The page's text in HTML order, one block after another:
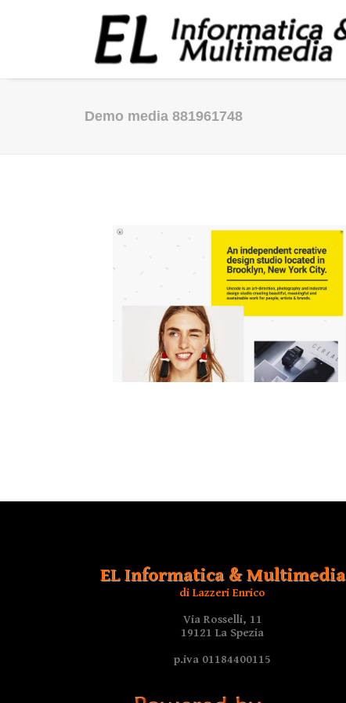
Demo media 881961748
EL Informatica & Multimedia
di Lazzeri Enrico
Via Rosselli, 11
19121 La Spezia
p.iva 01184400115